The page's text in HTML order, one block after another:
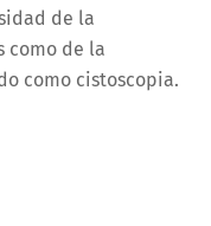
de la
como de la
como cistoscopia.